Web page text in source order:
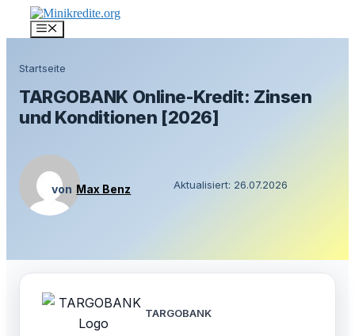
Inhalt
springen
Menü
Startseite
TARGOBANK Online-Kredit: Zinsen
und Konditionen [2026]
Max Benz Aktualisiert: 26.07.2026
TARGOBANK